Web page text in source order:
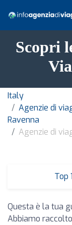
Scopri
Italy
Agenzie di
Ravenna
Agenzie di
Top
Questa è la tua
Abbiamo